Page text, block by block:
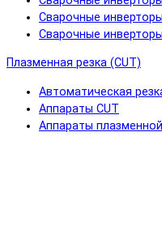
Сварочные
Сварочные
Плазменная резка (CUT)
Автоматическая
Аппараты CUT
Аппараты